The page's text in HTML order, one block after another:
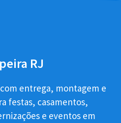
RJ
entrega, montagem e
festas, casamentos,
e eventos em